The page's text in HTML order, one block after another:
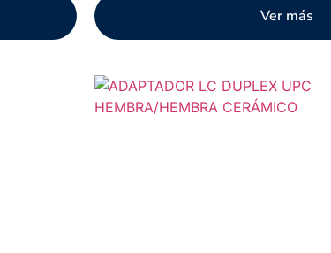
Ver más